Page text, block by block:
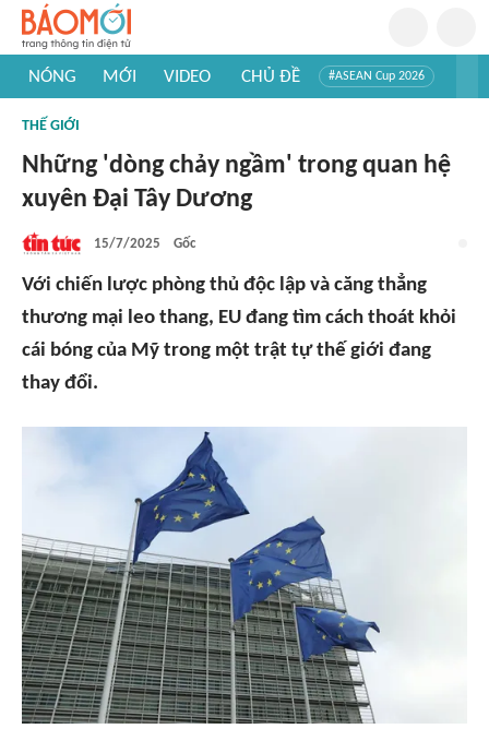
NÓNG MỚI VIDEO CHỦ ĐỀ #ASEAN Cup 2026
#Khám phá thế giới
THẾ GIỚI
Những 'dòng chảy ngầm' trong quan hệ
xuyên Đại Tây Dương
15/7/2025 Gốc
Với chiến lược phòng thủ độc lập và căng thẳng
thương mại leo thang, EU đang tìm cách thoát khỏi
cái bóng của Mỹ trong một trật tự thế giới đang
thay đổi.